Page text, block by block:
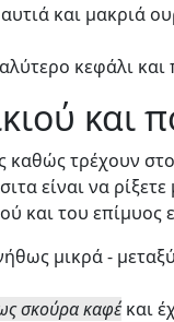
και μακριά
κεφάλι και
και
καθώς τρέχουν
είναι να
και του επίμυος
μικρά -
σκούρα καφέκαι